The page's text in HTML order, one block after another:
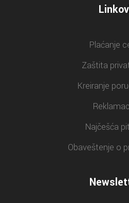
Plaćanje
Zaštita
Kreiranje
Najčešća
Obaveštenje o